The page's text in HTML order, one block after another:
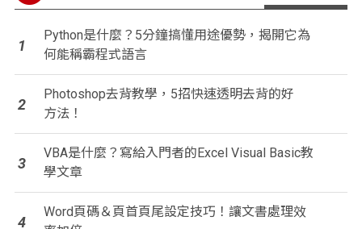
1
Python是什麼？5分鐘搞懂用途優勢，揭開它為
何能稱霸程式語言
2
Photoshop去背教學，5招快速透明去背的好
方法！
3
VBA是什麼？寫給入門者的Excel Visual Basic教
學文章
4
Word頁碼＆頁首頁尾設定技巧！讓文書處理效